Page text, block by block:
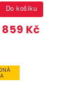
859 Kč
Do košíku